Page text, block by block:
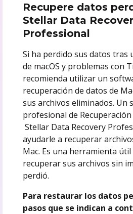
Recupere datos
Stellar Data
Professional
Si ha perdido sus datos tras
de macOS y problemas con
recomienda utilizar un
recuperación de datos de
sus archivos eliminados. Un
profesional de
Stellar Data Recovery
ayudarle a recuperar
Mac. Es una herramienta
recuperar sus archivos sin
perdió.
Para restaurar los datos
pasos que se indican a